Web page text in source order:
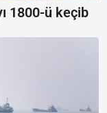
1800-ü keçib